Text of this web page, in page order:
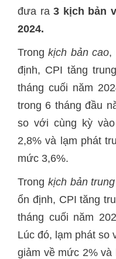
đưa ra 3 kịch bản
2024.
Trongkịch bản cao,
định, CPI tăng
tháng cuối năm
trong 6 tháng đầu
so với cùng kỳ
2,8% và lạm phát
mức 3,6%.
Trong kịch bản
ổn định, CPI tăng
tháng cuối năm
Lúc đó, lạm phát so
giảm về mức 2% và